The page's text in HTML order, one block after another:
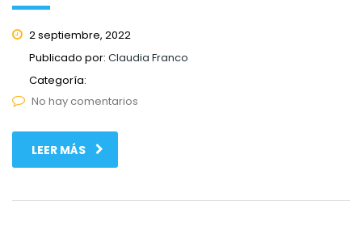
2 septiembre, 2022
Publicado por: Claudia Franco
Categoría:
No hay comentarios
LEER MÁS